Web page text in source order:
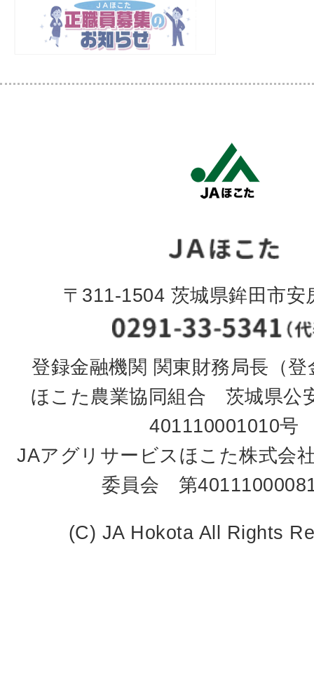
〒311-1504 茨城県鉾田市安
登録金融機関 関東財務局長（登
ほこた農業協同組合 茨城県
401110001010号
JAアグリサービスほこた株式会
委員会 第
(C) JA Hokota All Rights